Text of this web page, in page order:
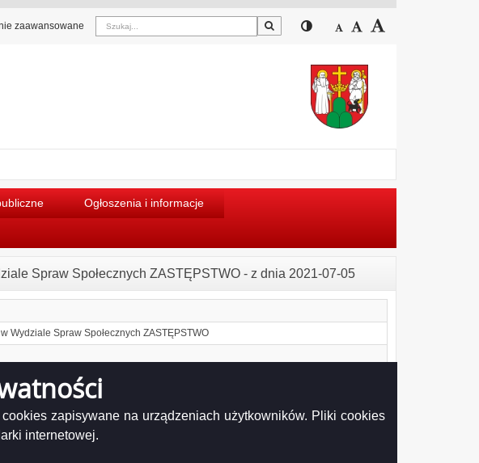
zapisywane na urządzeniach użytkowników. Pliki cookies
internetowej.
zaawansowane Szukaj Przełącz pomiędzy
Zmniejsz czcionkę
Domyślny rozmiar
Ogłoszenia i informacje
Spraw Społecznych ZASTĘPSTWO - z dnia 2021-07-05
Wydziale Spraw Społecznych ZASTĘPSTWO
zastępstwo.pdf
załącznika